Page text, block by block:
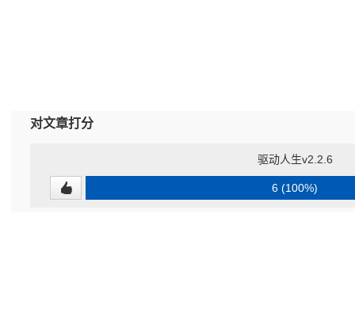
对文章打分
驱动人生v2.2.6
6 (100%)